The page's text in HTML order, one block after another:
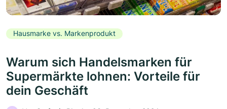
Hausmarke vs. Markenprodukt
Warum sich Handelsmarken für
Supermärkte lohnen: Vorteile für
dein Geschäft